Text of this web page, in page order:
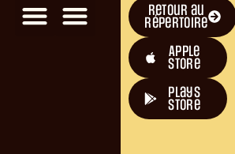
Retour au
répertoire
Apple
Store
plays
store